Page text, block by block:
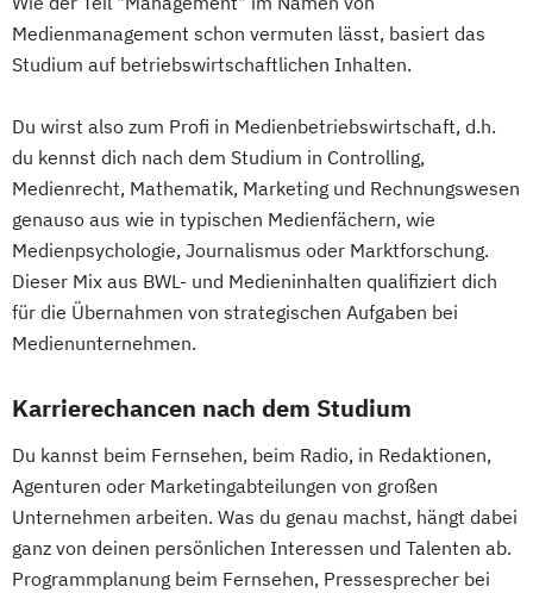
Medienmanagement schon vermuten lässt, basiert das
Studium auf betriebswirtschaftlichen Inhalten.
Du wirst also zum Profi in Medienbetriebswirtschaft, d.h.
du kennst dich nach dem Studium in Controlling,
Medienrecht, Mathematik, Marketing und Rechnungswesen
genauso aus wie in typischen Medienfächern, wie
Medienpsychologie, Journalismus oder Marktforschung.
Dieser Mix aus BWL- und Medieninhalten qualifiziert dich
für die Übernahmen von strategischen Aufgaben bei
Medienunternehmen.
Karrierechancen nach dem Studium
Du kannst beim Fernsehen, beim Radio, in Redaktionen,
Agenturen oder Marketingabteilungen von großen
Unternehmen arbeiten. Was du genau machst, hängt dabei
ganz von deinen persönlichen Interessen und Talenten ab.
Programmplanung beim Fernsehen, Pressesprecher bei